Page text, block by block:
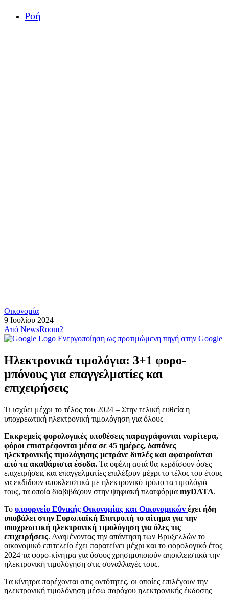
Ροή
Οικονομία
9 Ιουλίου 2024
Από NewsRoom2
Ενεργοποίηση ως προτιμώμενη πηγή στην Google
Ηλεκτρονικά τιμολόγια: 3+1 φορο-
μπόνους για επαγγελματίες και
επιχειρήσεις
Τι ισχύει μέχρι το τέλος του 2024 – Στην τελική ευθεία η
υποχρεωτική ηλεκτρονική τιμολόγηση για όλους
Εκκρεμείς φορολογικές υποθέσεις παραγράφονται νωρίτερα,
φόροι επιστρέφονται μέσα σε 45 ημέρες, δαπάνες
ηλεκτρονικής τιμολόγησης μετράνε διπλές και αφαιρούνται
από τα ακαθάριστα έσοδα. Τα οφέλη αυτά θα κερδίσουν όσες
επιχειρήσεις και επαγγελματίες επιλέξουν μέχρι το τέλος του έτους
να εκδίδουν αποκλειστικά με ηλεκτρονικό τρόπο τα τιμολόγιά
τους, τα οποία διαβιβάζουν στην ψηφιακή πλατφόρμα myDATA.
Το υπουργείο Εθνικής Οικονομίας και Οικονομικών έχει ήδη
υποβάλει στην Ευρωπαϊκή Επιτροπή το αίτημα για την
υποχρεωτική ηλεκτρονική τιμολόγηση για όλες τις
επιχειρήσεις. Αναμένοντας την απάντηση των Βρυξελλών το
οικονομικό επιτελείο έχει παρατείνει μέχρι και το φορολογικό έτος
2024 τα φορο-κίνητρα για όσους χρησιμοποιούν αποκλειστικά την
ηλεκτρονική τιμολόγηση στις συναλλαγές τους.
Τα κίνητρα παρέχονται στις οντότητες, οι οποίες επιλέγουν την
ηλεκτρονική τιμολόγηση μέσω παρόχου ηλεκτρονικής έκδοσης